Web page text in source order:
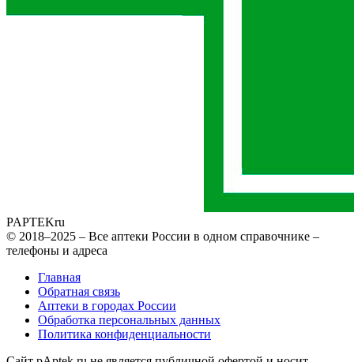
PAPTEKru
© 2018–2025 – Все аптеки России в одном справочнике –
телефоны и адреса
Главная
Обратная связь
Аптеки в городах России
Обработка персональных данных
Политика конфиденциальности